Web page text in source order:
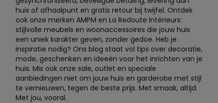
huis of afhaalpunt en gratis retour bij twijfel. Ontdek
ook onze merken AMPM en La Redoute Intérieurs:
stijlvolle meubels en woonaccessoires die jouw huis
een uniek karakter geven, zonder gedoe. Heb je
inspiratie nodig? Ons blog staat vol tips over decoratie,
mode, geschenken en ideeën voor het inrichten van je
huis. Mis ook onze sale, outlet en speciale
aanbiedingen niet om jouw huis en garderobe met stijl
te vernieuwen, tegen de beste prijs. Met smaak, altijd.
Met jou, vooral.